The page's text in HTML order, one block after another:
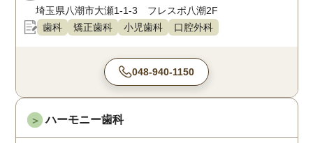
埼玉県八潮市大瀬1-1-3 フレスポ八潮2F
歯科
矯正歯科 小児歯科 口腔外科
048-940-1150
＞ ハーモニー歯科